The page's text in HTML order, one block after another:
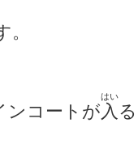
。
ンコートが入
はい
る